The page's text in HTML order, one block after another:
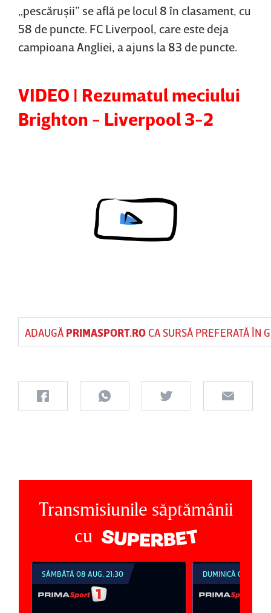
„pescăruşii” se află pe locul 8 în clasament, cu
58 de puncte. FC Liverpool, care este deja
campioana Angliei, a ajuns la 83 de puncte.
VIDEO | Rezumatul meciului
Brighton - Liverpool 3-2
ADAUGĂ PRIMASPORT.ROCA SURSĂ PREFERATĂ ÎN
Transmisiunile săptămânii
cu
SÂMBĂTĂ 08 AUG, 21:30 DUMINICĂ 09 AUG,